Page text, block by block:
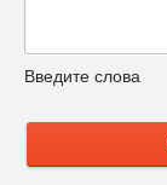
Введите слова